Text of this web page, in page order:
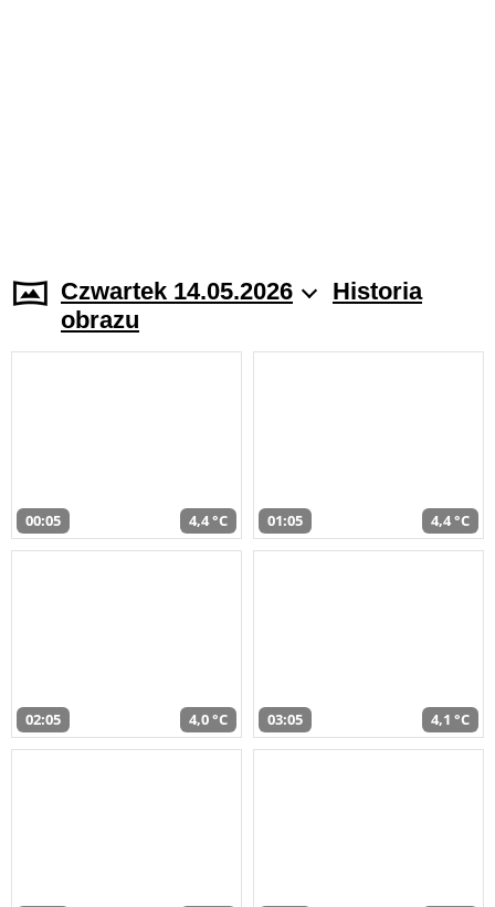
Czwartek 14.05.2026
Historia
obrazu
00:05 4,4 °C 01:05 4,4 °C
02:05 4,0 °C 03:05 4,1 °C